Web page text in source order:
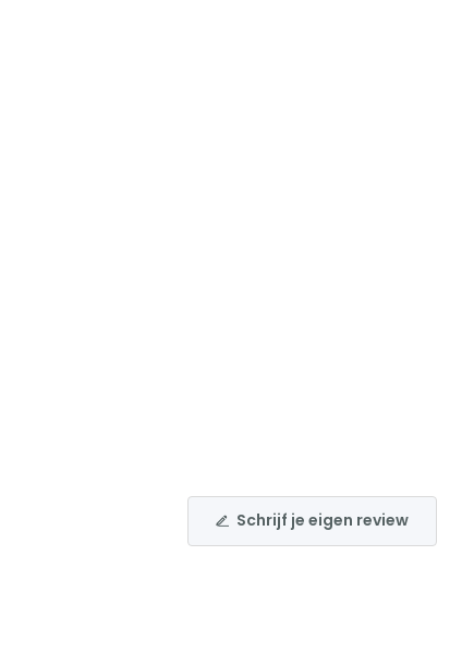
Schrijf je eigen review